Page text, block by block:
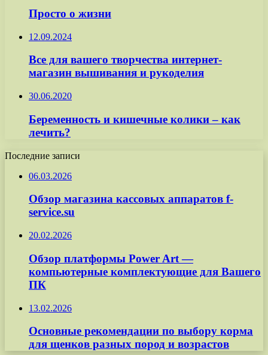
Просто о жизни
12.09.2024
Все для вашего творчества интернет-
магазин вышивания и рукоделия
30.06.2020
Беременность и кишечные колики – как
лечить?
Последние записи
06.03.2026
Обзор магазина кассовых аппаратов f-
service.su
20.02.2026
Обзор платформы Power Art —
компьютерные комплектующие для Вашего
ПК
13.02.2026
Основные рекомендации по выбору корма
для щенков разных пород и возрастов